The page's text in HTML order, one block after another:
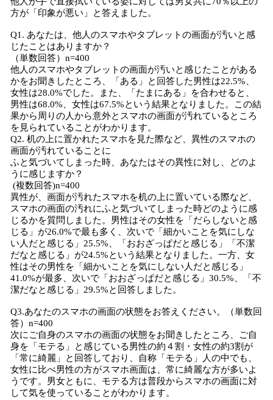
方が「印象が悪い」と答えました。
Q1. あなたは、他人のスマホやタブレットの画面が汚いと感
じたことはありますか？
（単数回答）n=400
他人のスマホやタブレットの画面が汚いと感じたことがある
かをお聞きしたところ、「ある」と回答した男性は22.5%、
女性は28.0%でした。また、「たまにある」を合わせると、
男性は68.0%、女性は67.5%という結果となりました。この結
果から周りの人から意外とスマホの画面が汚れているところ
を見られていることがわかります。
Q2. 机の上に置かれたスマホを見た際など、異性のスマホの
画面が汚れていることに
ふと気づいてしまった時、あなたはその異性に対し、どのよ
うに感じますか？
(複数回答)n=400
異性が、画面が汚れたスマホを机の上に置いている際など、
スマホの画面の汚れにふと気づいてしまった時どのように感
じるかを質問しました。男性はその女性を「だらしないと感
じる」が26.0%で最も多く、次いで「細かいことを気にしな
い人だと感じる」25.5%、「おおざっぱだと感じる」「不潔
だなと感じる」が24.5%という結果となりました。一方、女
性はその男性を「細かいことを気にしない人だと感じる」
41.0%が最多、次いで「おおざっぱだと感じる」30.5%、「不
潔だなと感じる」29.5%と回答しました。
Q3.あなたのスマホの画面の状態をお答えください。（単数回
答）n=400
次にご自身のスマホの画面の状態をお聞きしたところ、ご自
身を「モテる」と感じている男性の約４割・女性の約3割が
「常に綺麗」と回答しており、自称「モテる」人の中でも、
女性に比べ男性の方がスマホ画面は、常に綺麗な方が多いよ
うです。男女ともに、モテる方は普段からスマホの画面に対
して気を使っていることがわかります。